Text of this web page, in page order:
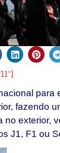
para
fazendo
exterior,
J1, F1 ou